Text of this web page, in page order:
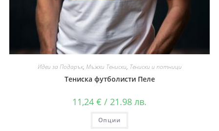
Идеи за Подарък, Мъжки Тениски, Тениски и потници
Тениска футболисти Пеле
11,24 € / 21.98 лв.
Опции